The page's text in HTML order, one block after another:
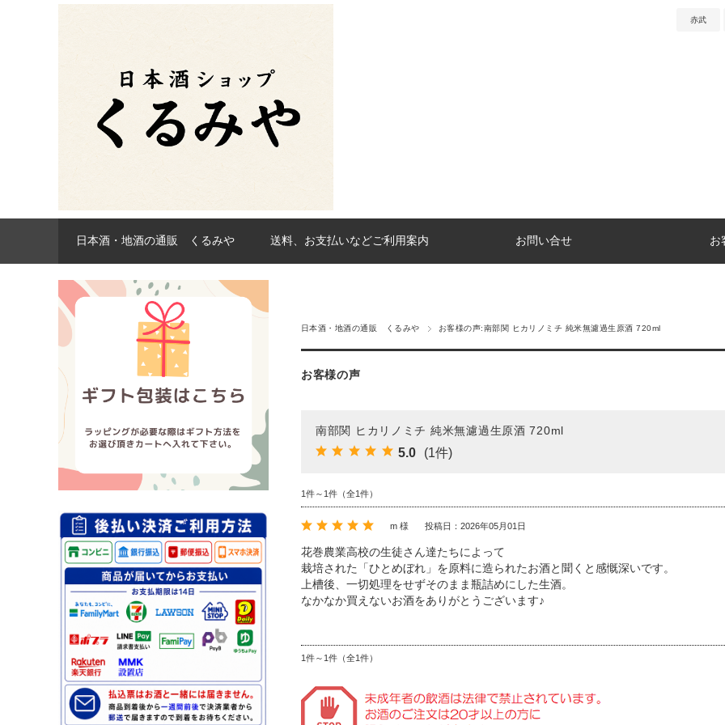
赤武
日本酒・地酒の通販 くるみや 送料、お支払いなどご利用案内 お問い合せ お
日本酒・地酒の通販 くるみや お客様の声:南部関 ヒカリノミチ 純米無濾過生原酒 720ml
お客様の声
南部関 ヒカリノミチ 純米無濾過生原酒 720ml
5.0 (1件)
1件～1件（全1件）
m 様 投稿日：2026年05月01日
花巻農業高校の生徒さん達たちによって
栽培された「ひとめぼれ」を原料に造られたお酒と聞くと感慨深いです。
上槽後、一切処理をせずそのまま瓶詰めにした生酒。
なかなか買えないお酒をありがとうございます♪
1件～1件（全1件）